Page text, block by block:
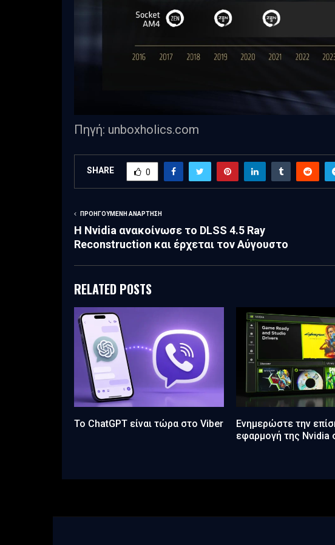
Πηγή: unboxholics.com
SHARE 0
ΠΡΟΗΓΟΎΜΕΝΗ ΑΝΆΡΤΗΣΗ
Η Nvidia ανακοίνωσε το DLSS 4.5 Ray
Reconstruction και έρχεται τον Αύγουστο
RELATED POSTS
Το ChatGPT είναι τώρα στο Viber
Ενημερώστε την
εφαρμογή της Nvidia